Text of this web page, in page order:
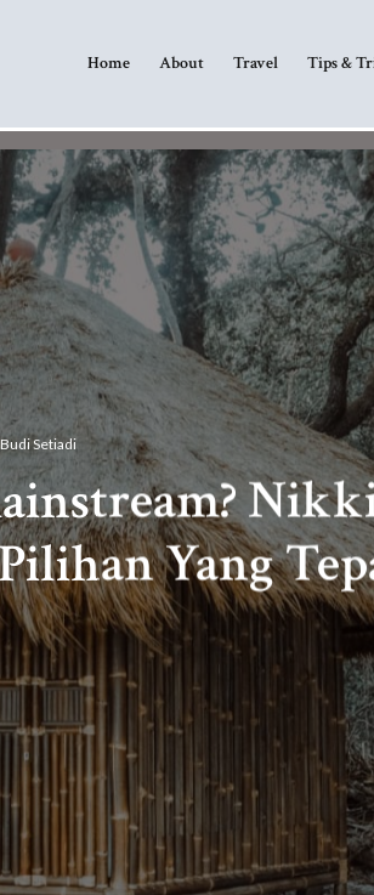
Home About Travel Tips &
Budi Setiadi
Yang